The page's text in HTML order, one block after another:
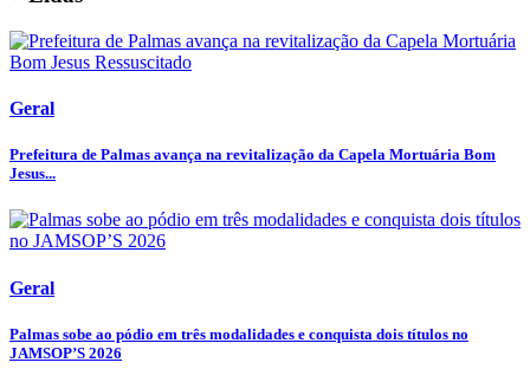
Geral
Prefeitura de Palmas avança na revitalização da Capela Mortuária Bom
Jesus...
Geral
Palmas sobe ao pódio em três modalidades e conquista dois títulos no
JAMSOP’S 2026